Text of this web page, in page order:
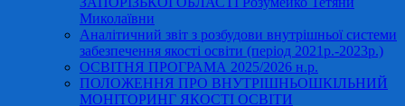
Миколаївни
Аналітичний звіт з розбудови внутрішньої системи
забезпечення якості освіти (період 2021р.-2023р.)
ОСВІТНЯ ПРОГРАМА 2025/2026 н.р.
ПОЛОЖЕННЯ ПРО ВНУТРІШНЬОШКІЛЬНИЙ
МОНІТОРИНГ ЯКОСТІ ОСВІТИ